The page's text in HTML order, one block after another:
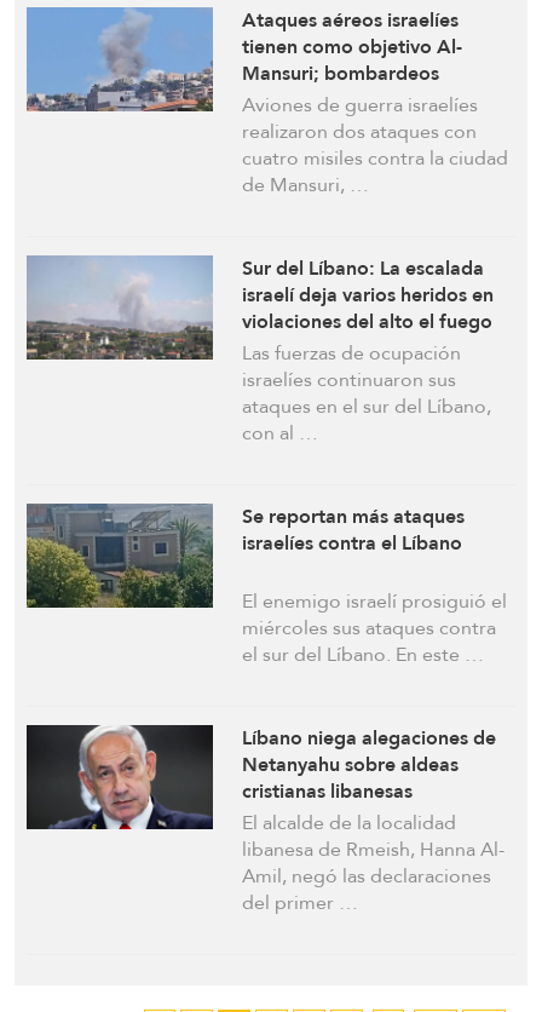
Ataques aéreos israelíes
tienen como objetivo Al-
Mansuri; bombardeos
sacuden Hula, en el sur del
Líbano
Aviones de guerra israelíes
realizaron dos ataques con
cuatro misiles contra la ciudad
de Mansuri, …
Sur del Líbano: La escalada
israelí deja varios heridos en
violaciones del alto el fuego
Las fuerzas de ocupación
israelíes continuaron sus
ataques en el sur del Líbano,
con al …
Se reportan más ataques
israelíes contra el Líbano
El enemigo israelí prosiguió el
miércoles sus ataques contra
el sur del Líbano. En este …
Líbano niega alegaciones de
Netanyahu sobre aldeas
cristianas libanesas
El alcalde de la localidad
libanesa de Rmeish, Hanna Al-
Amil, negó las declaraciones
del primer …